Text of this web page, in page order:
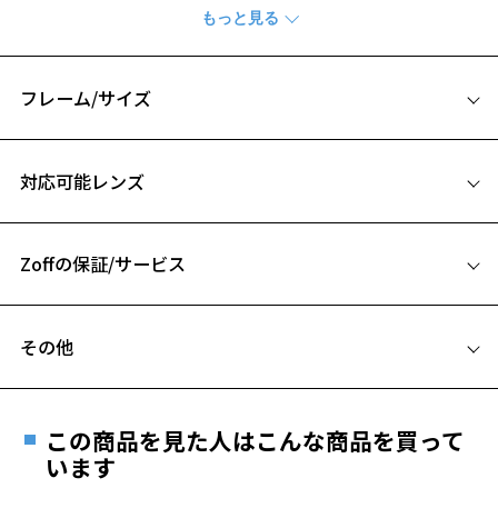
お気に入りリストは こちら
クラシックなシェイプながら、
カジュアルスタイルにも合うミニマルデザインを揃えました。
【WEB限定SUNGLASSES】
ました。
さりげなく施されたパーツや彫金が、上品で落ち着いた印象を与えま
ポイント1：メタルパーツ
ました。
印字。
ポイント3：彫金
新たに開発した2ピンの上から横線を入れた飾鋲は、ビンテージデザイ
フレーム/サイズ
B ブリッジ(鼻部分)の横幅：22mm
対応可能レンズ
フレームとレンズの合計料金を知りたい方へ
Zoffの保証/サービス
安心1 フレーム１年間品質保証
その他
ご希望のお客さまは、「レンズ交換券」をお選びのうえ、
最寄りのZoff実店舗にてレンズをお買い求めください。
※サングラスやパッケージ品では「レンズ交換券」はお選び
この商品を見た人はこんな商品を買って
います